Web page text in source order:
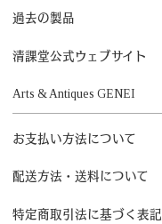
過去の製品
清課堂公式ウェブサイト
Arts & Antiques GENEI
お支払い方法について
配送方法・送料について
特定商取引法に基づく表記